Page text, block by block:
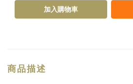
加入購物車
商品描述